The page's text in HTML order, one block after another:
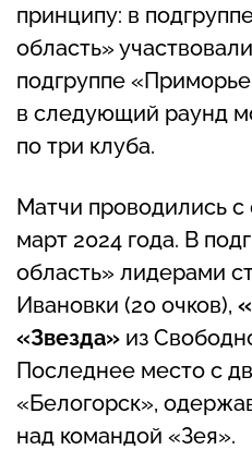
принципу: в
область»
подгруппе
в следующий раунд
по три клуба.
Матчи проводились с
март 2024 года. В
область» лидерами
Ивановки (20 очков),
«Звезда» из
Последнее место с
«Белогорск»,
над командой «Зея».